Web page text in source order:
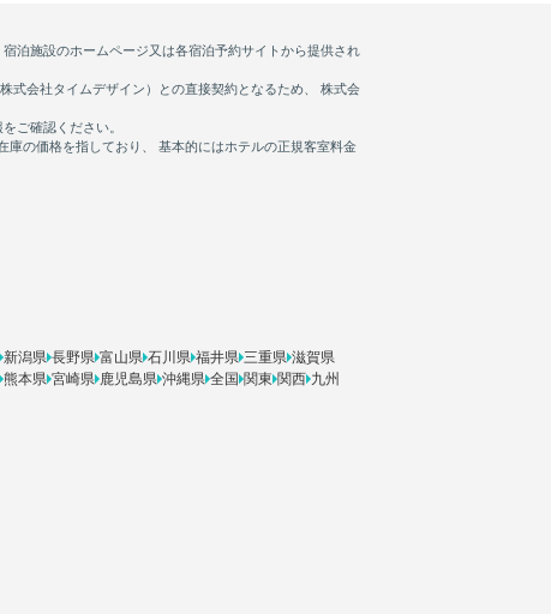
新潟県 長野県 富山県 石川県 福井県 三重県 滋賀県
熊本県 宮崎県 鹿児島県 沖縄県 全国 関東 関西 九州